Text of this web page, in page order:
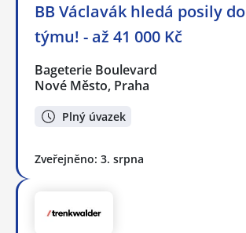
BB Václavák hledá posily do
týmu! - až 41 000 Kč
Bageterie Boulevard
Nové Město, Praha
Plný úvazek
Zveřejněno: 3. srpna